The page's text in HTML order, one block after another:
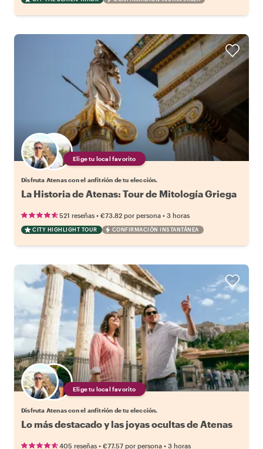
Elige tu local favorito
Disfruta Atenas con el anfitrión de tu elección.
La Historia de Atenas: Tour de Mitología Griega
521 reseñas • €73.82 por persona • 3 horas
CITY HIGHLIGHT TOUR CONFIRMACIÓN INSTANTÁNEA
Elige tu local favorito
Disfruta Atenas con el anfitrión de tu elección.
Lo más destacado y las joyas ocultas de Atenas
405 reseñas • €77.57 por persona • 3 horas